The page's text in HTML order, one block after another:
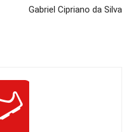
Gabriel Cipriano da Silva